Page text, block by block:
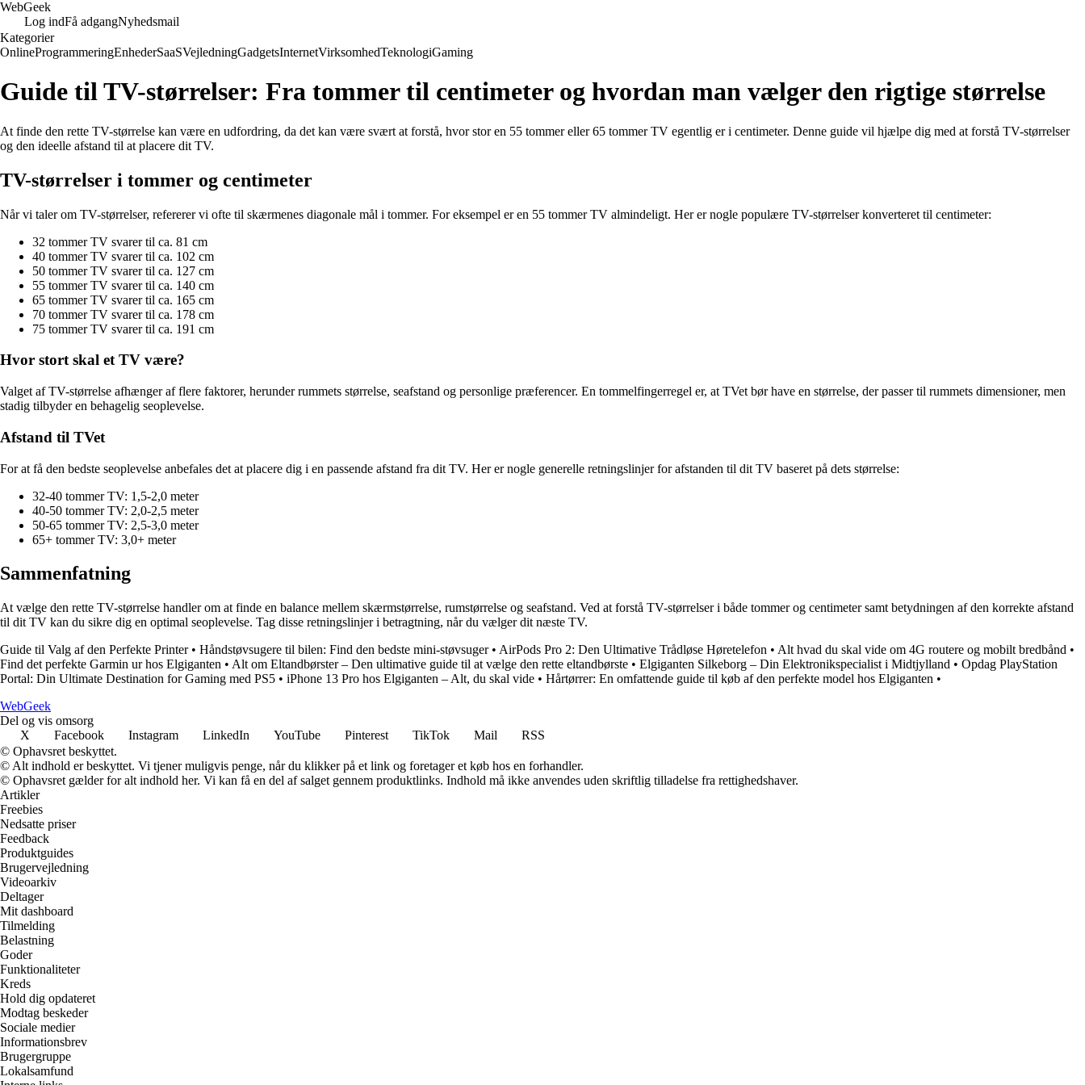
WebGeek
Log indFå adgangNyhedsmail
Kategorier
OnlineProgrammeringEnhederSaaSVejledningGadgetsInternetVirksomhedTeknologiGaming
Guide til TV-størrelser: Fra tommer til centimeter og hvordan man vælger den rigtige størrelse
At finde den rette TV-størrelse kan være en udfordring, da det kan være svært at forstå, hvor stor en 55 tommer eller 65 tommer TV egentlig er i centimeter. Denne guide vil hjælpe dig med at forstå TV-størrelser
og den ideelle afstand til at placere dit TV.
TV-størrelser i tommer og centimeter
Når vi taler om TV-størrelser, refererer vi ofte til skærmenes diagonale mål i tommer. For eksempel er en 55 tommer TV almindeligt. Her er nogle populære TV-størrelser konverteret til centimeter:
32 tommer TV svarer til ca. 81 cm
40 tommer TV svarer til ca. 102 cm
50 tommer TV svarer til ca. 127 cm
55 tommer TV svarer til ca. 140 cm
65 tommer TV svarer til ca. 165 cm
70 tommer TV svarer til ca. 178 cm
75 tommer TV svarer til ca. 191 cm
Hvor stort skal et TV være?
Valget af TV-størrelse afhænger af flere faktorer, herunder rummets størrelse, seafstand og personlige præferencer. En tommelfingerregel er, at TVet bør have en størrelse, der passer til rummets dimensioner, men
stadig tilbyder en behagelig seoplevelse.
Afstand til TVet
For at få den bedste seoplevelse anbefales det at placere dig i en passende afstand fra dit TV. Her er nogle generelle retningslinjer for afstanden til dit TV baseret på dets størrelse:
32-40 tommer TV: 1,5-2,0 meter
40-50 tommer TV: 2,0-2,5 meter
50-65 tommer TV: 2,5-3,0 meter
65+ tommer TV: 3,0+ meter
Sammenfatning
At vælge den rette TV-størrelse handler om at finde en balance mellem skærmstørrelse, rumstørrelse og seafstand. Ved at forstå TV-størrelser i både tommer og centimeter samt betydningen af den korrekte afstand
til dit TV kan du sikre dig en optimal seoplevelse. Tag disse retningslinjer i betragtning, når du vælger dit næste TV.
Guide til Valg af den Perfekte Printer• Håndstøvsugere til bilen: Find den bedste mini-støvsuger• AirPods Pro 2: Den Ultimative Trådløse Høretelefon • Alt hvad du skal vide om 4G routere og mobilt bredbånd •
Find det perfekte Garmin ur hos Elgiganten • Alt om Eltandbørster – Den ultimative guide til at vælge den rette eltandbørste • Elgiganten Silkeborg – Din Elektronikspecialist i Midtjylland • Opdag PlayStation
Portal: Din Ultimate Destination for Gaming med PS5 • iPhone 13 Pro hos Elgiganten – Alt, du skal vide • Hårtørrer: En omfattende guide til køb af den perfekte model hos Elgiganten •
WebGeek
Del og vis omsorg
X
Facebook Instagram LinkedIn YouTube Pinterest TikTok Mail
RSS
© Ophavsret beskyttet.
© Alt indhold er beskyttet. Vi tjener muligvis penge, når du klikker på et link og foretager et køb hos en forhandler.
© Ophavsret gælder for alt indhold her. Vi kan få en del af salget gennem produktlinks. Indhold må ikke anvendes uden skriftlig tilladelse fra rettighedshaver.
Artikler
Freebies
Nedsatte priser
Feedback
Produktguides
Brugervejledning
Videoarkiv
Deltager
Mit dashboard
Tilmelding
Belastning
Goder
Funktionaliteter
Kreds
Hold dig opdateret
Modtag beskeder
Sociale medier
Informationsbrev
Brugergruppe
Lokalsamfund